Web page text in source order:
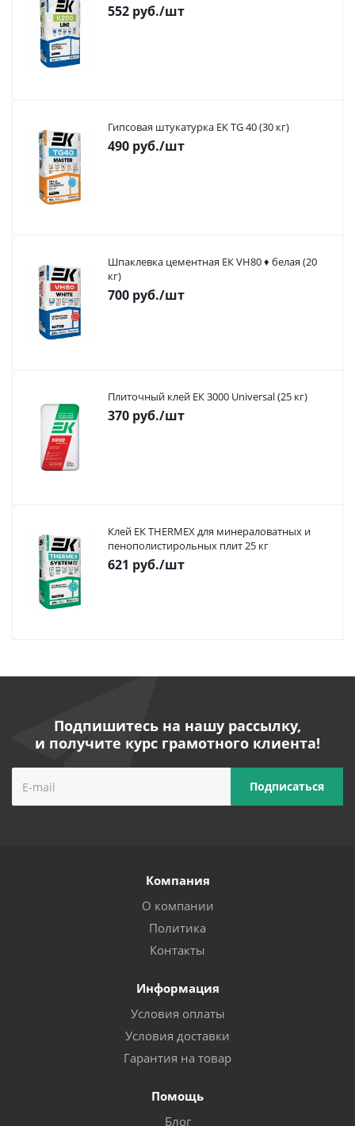
552 руб./шт
Гипсовая штукатурка ЕК TG 40 (30 кг)
490 руб./шт
Шпаклевка цементная ЕК VH80 ♦ белая (20
кг)
700 руб./шт
Плиточный клей ЕК 3000 Universal (25 кг)
370 руб./шт
Клей ЕК THERMEX для минераловатных и
пенополистирольных плит 25 кг
621 руб./шт
Подпишитесь на нашу рассылку,
и получите курс грамотного клиента!
Компания
О компании
Политика
Контакты
Информация
Условия оплаты
Условия доставки
Гарантия на товар
Помощь
Блог